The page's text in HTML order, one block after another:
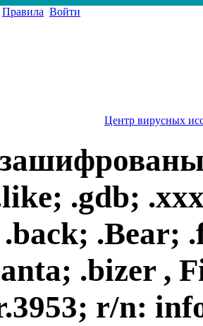
Правила Войти
Центр вирусных
.gdb;
.back;
.bizer ,
r/n: